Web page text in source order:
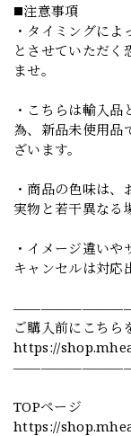
◼️注意事項
・タイミングに
とさせていただく
ませ。
・こちらは輸入
為、新品未使用品
ざいます。
・商品の色味は
実物と若干異なる
・イメージ違いや
キャンセルは対応
ご購入前にこちら
https://
TOPページ
https://